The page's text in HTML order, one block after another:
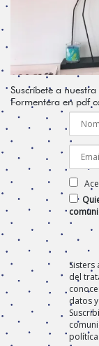
Suscríbete a
Formentera en pdf
Sisters
del
datos